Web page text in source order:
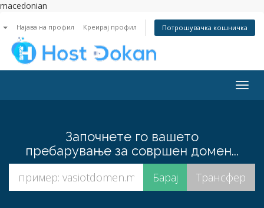
macedonian
Најава на профил Креирај профил Потрошувачка кошничка
Започнете го вашето
пребарување за совршен домен...